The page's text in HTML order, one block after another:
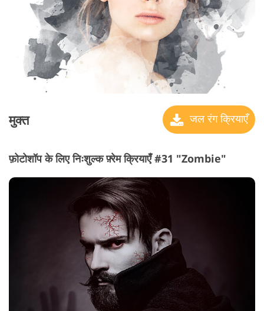
मुक्त जल रंग क्रियाएँ
फ़ोटोशॉप के लिए निःशुल्क फ़्रेम क्रियाएँ #31 "Zombie"